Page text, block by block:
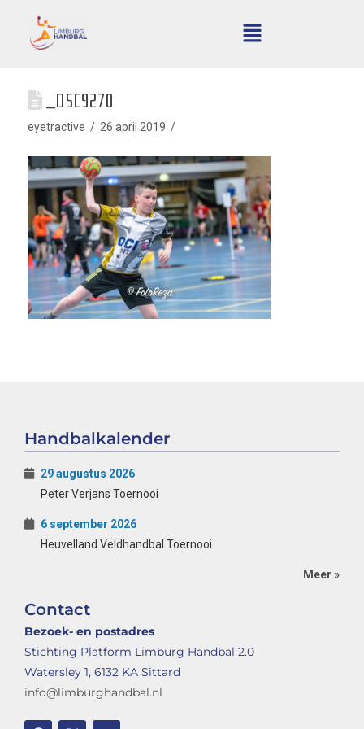
_DSC9270
eyetractive 26 april 2019
Handbalkalender
29 augustus 2026
Peter Verjans Toernooi
6 september 2026
Heuvelland Veldhandbal Toernooi
Meer »
Contact
Bezoek- en postadres
Stichting Platform Limburg Handbal 2.0
Watersley 1, 6132 KA Sittard
info@limburghandbal.nl